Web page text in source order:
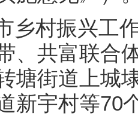
乡村振兴工
、共富联合
塘街道上城
新宇村等70